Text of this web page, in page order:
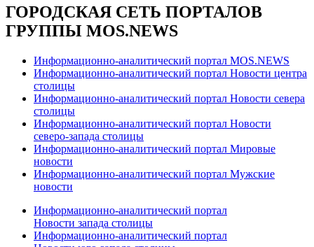
ГОРОДСКАЯ СЕТЬ ПОРТАЛОВ
ГРУППЫ MOS.NEWS
Информационно-аналитический портал MOS.NEWS
Информационно-аналитический портал Новости центра
столицы
Информационно-аналитический портал Новости севера
столицы
Информационно-аналитический портал Новости
северо-запада столицы
Информационно-аналитический портал Мировые
новости
Информационно-аналитический портал Мужские
новости
Информационно-аналитический портал
Новости запада столицы
Информационно-аналитический портал